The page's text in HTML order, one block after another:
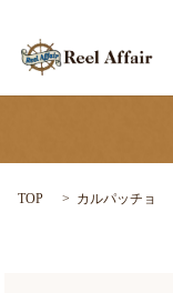
TOP カルパッチョ